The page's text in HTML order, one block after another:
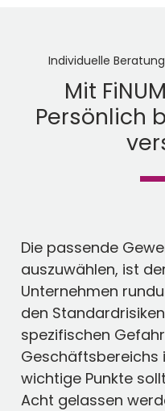
Individuelle
Mit
Persönlich
Die passende
auszuwählen, ist
Unternehmen
den
spezifischen
Geschäftsbereichs
wichtige Punkte
Acht gelassen